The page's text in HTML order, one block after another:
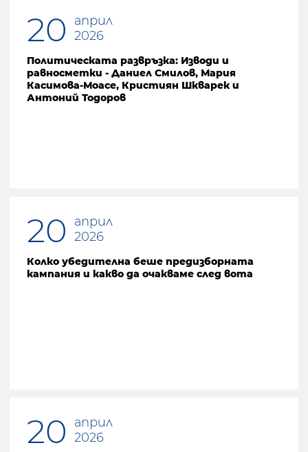
20
април
2026
Политическата развръзка: Изводи и
равносметки - Даниел Смилов, Мария
Касимова-Моасе, Кристиян Шкварек и
Антоний Тодоров
20
април
2026
Колко убедителна беше предизборната
кампания и какво да очакваме след вота
20
април
2026